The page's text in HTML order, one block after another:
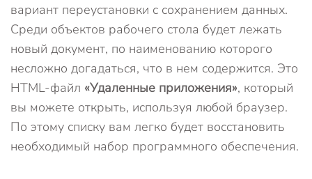
вариант переустановки с сохранением данных.
Среди объектов рабочего стола будет лежать
новый документ, по наименованию которого
несложно догадаться, что в нем содержится. Это
HTML-файл «Удаленные приложения», который
вы можете открыть, используя любой браузер.
По этому списку вам легко будет восстановить
необходимый набор программного обеспечения.